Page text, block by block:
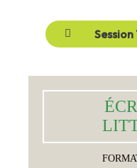
Session
Analyser des
Pr